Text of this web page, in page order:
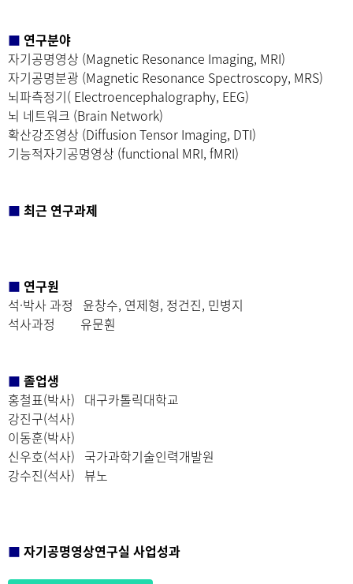
■ 연구분야
자기공명영상 (Magnetic Resonance Imaging, MRI)
자기공명분광 (Magnetic Resonance Spectroscopy, MRS)
뇌파측정기( Electroencephalography, EEG)
뇌 네트워크 (Brain Network)
확산강조영상 (Diffusion Tensor Imaging, DTI)
기능적자기공명영상 (functional MRI, fMRI)
■ 최근 연구과제
■ 연구원
석·박사 과정 윤창수, 연제형, 정건진, 민병지
석사과정 유문훤
■ 졸업생
홍철표(박사) 대구카톨릭대학교
강진구(석사)
이동훈(박사)
신우호(석사) 국가과학기술인력개발원
강수진(석사) 뷰노
■ 자기공명영상연구실 사업성과